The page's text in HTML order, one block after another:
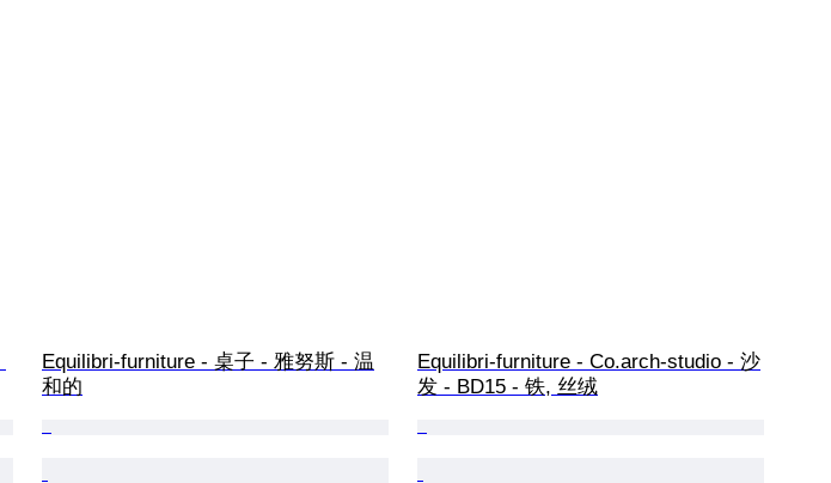
Equilibri-furniture - 桌子 - 雅努斯 - 温
和的
Equilibri-furniture - Co.arch-studio - 沙
发 - BD15 - 铁, 丝绒